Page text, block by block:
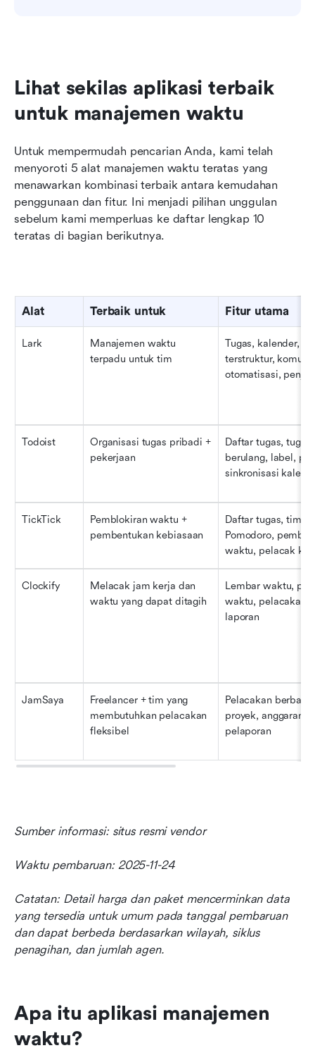
Lihat sekilas aplikasi terbaik
untuk manajemen waktu
Untuk mempermudah pencarian Anda, kami telah
menyoroti 5 alat manajemen waktu teratas yang
menawarkan kombinasi terbaik antara kemudahan
penggunaan dan fitur. Ini menjadi pilihan unggulan
sebelum kami memperluas ke daftar lengkap 10
teratas di bagian berikutnya.
Alat Terbaik untuk Fitur utama
Lark
Manajemen waktu
terpadu untuk tim
Tugas, kalender,
terstruktur,
otomatisasi,
Todoist
Organisasi tugas pribadi +
pekerjaan
Daftar tugas, tugas
berulang, label,
sinkronisasi
TickTick
Pemblokiran waktu +
pembentukan kebiasaan
Daftar tugas, timer
Pomodoro,
waktu, pelacak
Clockify
Melacak jam kerja dan
waktu yang dapat ditagih
Lembar waktu,
waktu, pelacakan
laporan
JamSaya
Freelancer + tim yang
membutuhkan pelacakan
fleksibel
Pelacakan berbasis
proyek, anggaran,
pelaporan
Sumber informasi: situs resmi vendor
Waktu pembaruan: 2025-11-24
Catatan: Detail harga dan paket mencerminkan data
yang tersedia untuk umum pada tanggal pembaruan
dan dapat berbeda berdasarkan wilayah, siklus
penagihan, dan jumlah agen.
Apa itu aplikasi manajemen
waktu?